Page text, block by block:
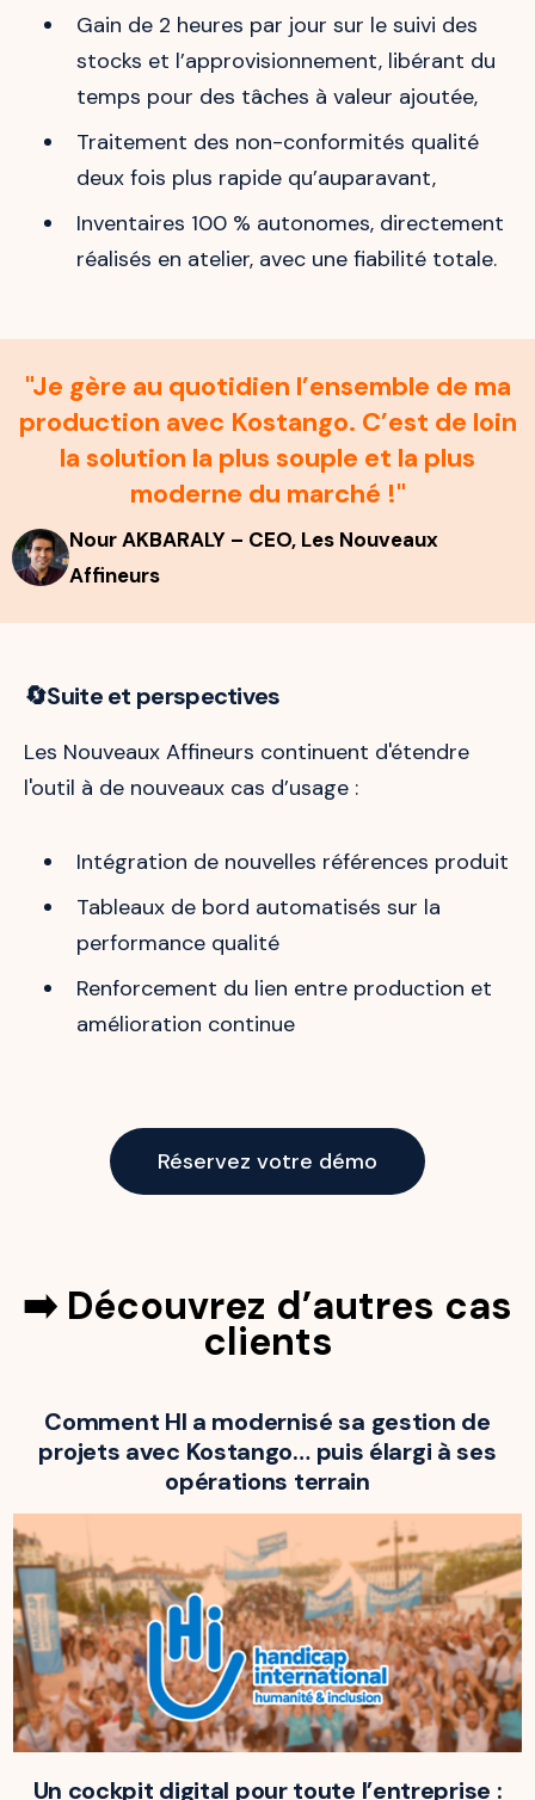
Gain de 2 heures par jour sur le suivi des
stocks et l’approvisionnement, libérant du
temps pour des tâches à valeur ajoutée,
Traitement des non-conformités qualité
deux fois plus rapide qu’auparavant,
Inventaires 100 % autonomes, directement
réalisés en atelier, avec une fiabilité totale.
"Je gère au quotidien l’ensemble de ma
production avec Kostango. C’est de loin
la solution la plus souple et la plus
moderne du marché !"
Nour AKBARALY – CEO, Les Nouveaux
Affineurs
🔄Suite et perspectives
Les Nouveaux Affineurs continuent d'étendre
l'outil à de nouveaux cas d’usage :
Intégration de nouvelles références produit
Tableaux de bord automatisés sur la
performance qualité
Renforcement du lien entre production et
amélioration continue
Réservez votre démo
➡️ Découvrez d’autres cas
clients
Comment HI a modernisé sa gestion de
projets avec Kostango… puis élargi à ses
opérations terrain
Un cockpit digital pour toute l’entreprise :